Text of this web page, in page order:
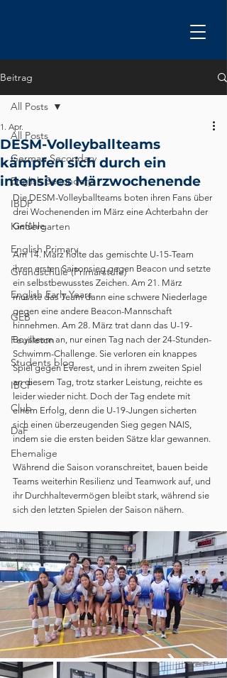
Beitrag
All Posts
German Secondary
English Secondary
IBDP
Kindergarten
English Primary
Grundschule (Primarstufe)
English Early Years
GEB
Feuilleton
Students blog
IBCP
Club
DaF
Ehemalige
All Posts
DESM-Volleyballteams
kämpfen sich durch ein
intensives Märzwochenende
1. Apr.
Die DESM-Volleyballteams boten ihren Fans über
drei Wochenenden im März eine Achterbahn der
Gefühle.
Am 14. März holte das gemischte U-15-Team
ihren ersten Saisonsieg gegen Beacon und setzte
ein selbstbewusstes Zeichen. Am 21. März
musste das Team dann eine schwere Niederlage
gegen eine andere Beacon-Mannschaft
hinnehmen. Am 28. März trat dann das U-19-
Boysteam an, nur einen Tag nach der 24-Stunden-
Schwimm-Challenge. Sie verloren ein knappes
Spiel gegen Everest, und in ihrem zweiten Spiel
an diesem Tag, trotz starker Leistung, reichte es
leider wieder nicht. Doch der Tag endete mit
einem Erfolg, denn die U-19-Jungen sicherten
sich einen überzeugenden Sieg gegen NAIS,
indem sie die ersten beiden Sätze klar gewannen.
Während die Saison voranschreitet, bauen beide
Teams weiterhin Resilienz und Teamwork auf, und
ihr Durchhaltevermögen bleibt stark, während sie
sich den letzten Spielen der Saison nähern.